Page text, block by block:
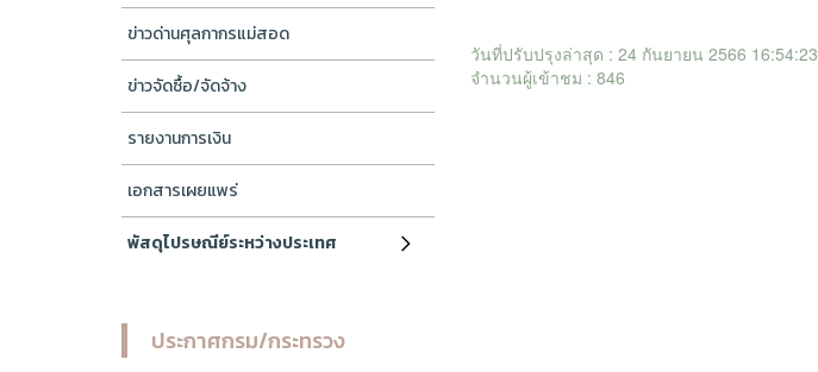
ข่าวด่านศุลกากรแม่สอด
ข่าวจัดซื้อ/จัดจ้าง
รายงานการเงิน
เอกสารเผยแพร่
พัสดุไปรษณีย์ระหว่างประเทศ
ประกาศกรม/กระทรวง
วันที่ปรับปรุงล่าสุด : 24 กันยายน 2566 16:54:23
จำนวนผู้เข้าชม : 846